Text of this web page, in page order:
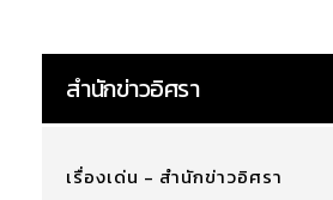
สำนักข่าวอิศรา
เรื่องเด่น - สำนักข่าวอิศรา